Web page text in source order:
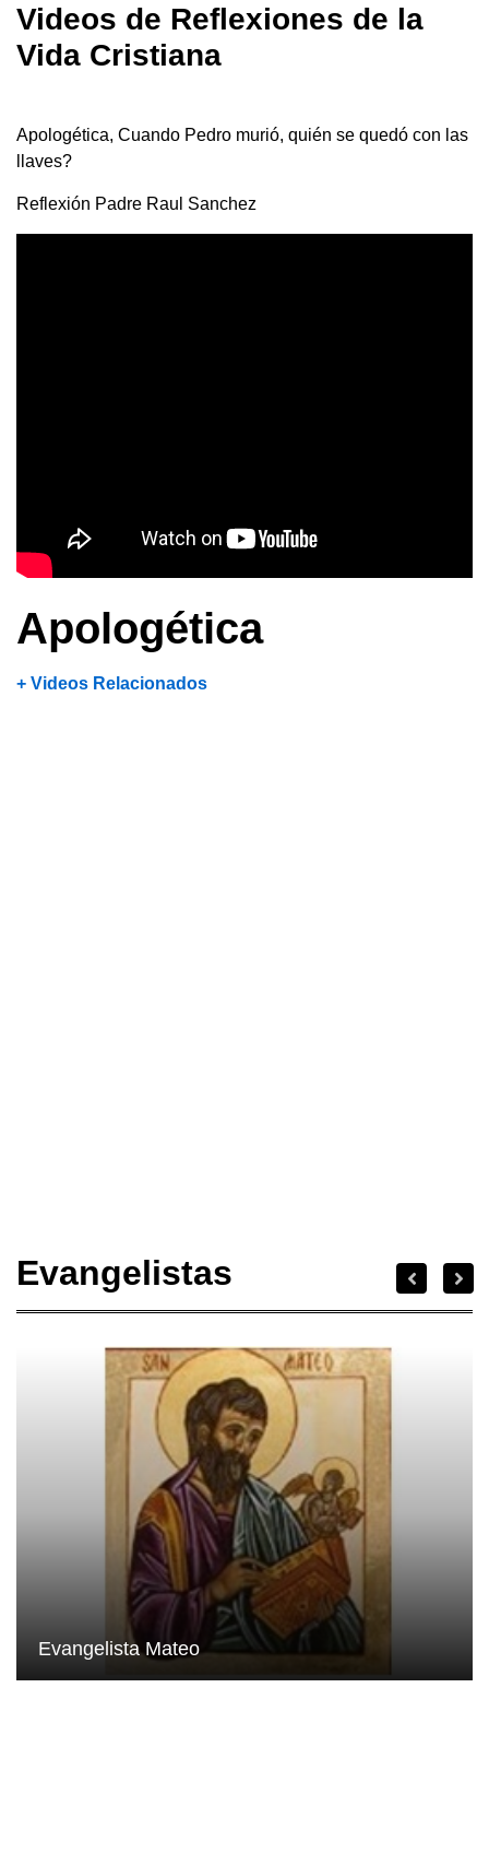
Videos de Reflexiones de la
Vida Cristiana
Apologética, Cuando Pedro murió, quién se quedó con las
llaves?
Reflexión Padre Raul Sanchez
Apologética
+ Videos Relacionados
Evangelistas
Evangelista Mateo